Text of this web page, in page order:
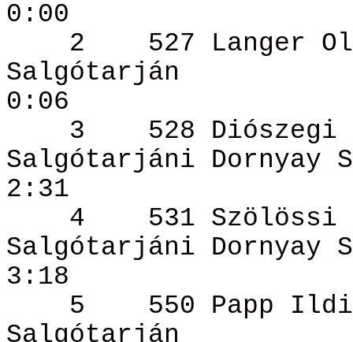
0:00
2
527 Langer
Salgótarján
0:06
3
528 Diószegi
Salgótarjáni Dornyay
2:31
4
531 Szölössi
Salgótarjáni Dornyay
3:18
5
550 Papp
Salgótarján